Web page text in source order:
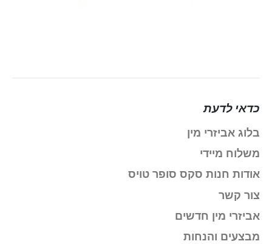
כדאי לדעת
בלוג אביזרי מין
משלוח מיידי
אודות חנות סקס סופר טויס
צור קשר
אביזרי מין חדשים
מבצעים והנחות